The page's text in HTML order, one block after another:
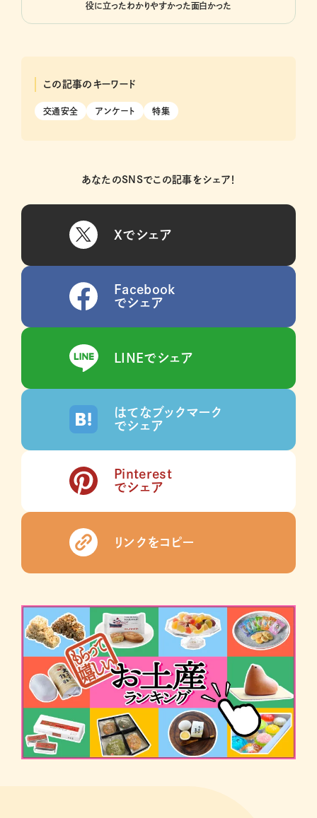
役に立ったわかりやすかった面白かった
この記事のキーワード
交通安全 アンケート 特集
あなたのSNSでこの記事をシェア！
Xでシェア
Facebook
でシェア
LINEでシェア
はてなブックマーク
でシェア
Pinterest
でシェア
リンクをコピー